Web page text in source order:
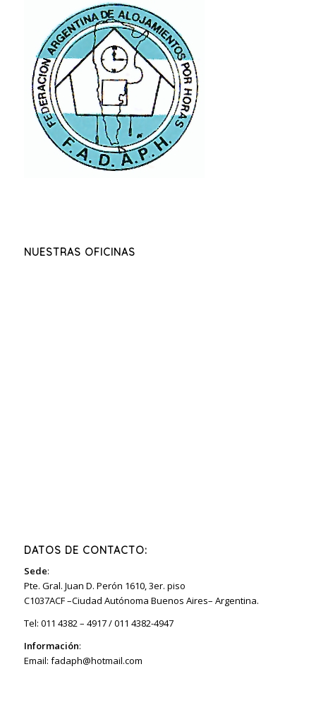
NUESTRAS OFICINAS
DATOS DE CONTACTO:
Sede:
Pte. Gral. Juan D. Perón 1610, 3er. piso
C1037ACF –Ciudad Autónoma Buenos Aires– Argentina.
Tel: 011 4382 – 4917 / 011 4382-4947
Información:
Email: fadaph@hotmail.com